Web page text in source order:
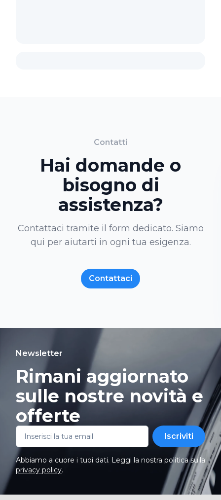
Contatti
Hai domande o
bisogno di
assistenza?
Contattaci tramite il form dedicato. Siamo
qui per aiutarti in ogni tua esigenza.
Contattaci
Newsletter
Rimani aggiornato
sulle nostre novità e
offerte
Iscriviti
Abbiamo a cuore i tuoi dati. Leggi la nostra politica sulla
privacy policy.